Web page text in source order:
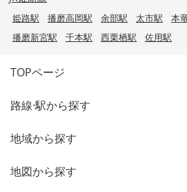
姫路駅 播磨高岡駅 余部駅 太市駅 本
播磨新宮駅
千本駅 西栗栖駅 佐用駅
TOPページ
路線·駅から探す
地域から探す
地図から探す